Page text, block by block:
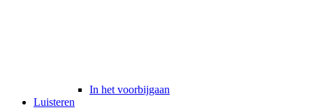
In het voorbijgaan
Luisteren